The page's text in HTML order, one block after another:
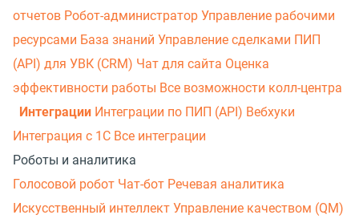
отчетов Робот-администратор Управление рабочими
ресурсами База знаний Управление сделками ПИП
(API) для УВК (CRM) Чат для сайта Оценка
эффективности работы Все возможности колл-центра
Интеграции Интеграции по ПИП (API) Вебхуки
Интеграция с 1С Все интеграции
Роботы и аналитика
Голосовой робот Чат-бот Речевая аналитика
Искусственный интеллект Управление качеством (QM)